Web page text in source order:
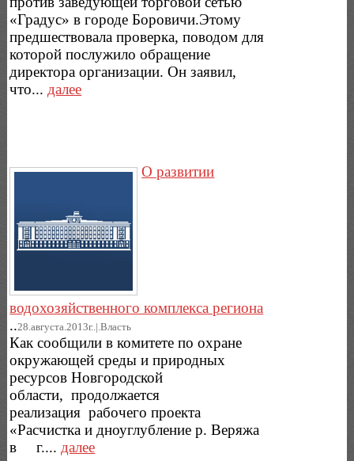
«Градус» в городе Боровичи.Этому
предшествовала проверка, поводом для
которой послужило обращение
директора организации. Он заявил,
что...далее
О развитии
водохозяйственного комплекса региона
..28.августа.2013г..|.Власть
Как сообщили в комитете по охране
окружающей среды и природных
ресурсов Новгородской
области, продолжается
реализация рабочего проекта
«Расчистка и дноуглубление р. Веряжа
в г.... далее